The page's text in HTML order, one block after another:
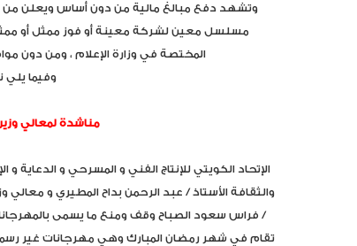
وتشهد دفع مبالغ مالية من دون أساس ويعلن من
مسلسل معين لشركة معينة أو فوز ممثل أو
المختصة في وزارة الإعلام ، ومن دون
وفيما يلي
مناشدة لمعالي
الإتحاد الكويتي للإنتاج الفني و المسرحي و الدعاية و
والثقافة الأستاذ / عبد الرحمن بداح المطيري و معالي
/ فراس سعود الصباح وقف ومنع ما يسمى بالمهرجانات
تقام في شهر رمضان المبارك وهي مهرجانات غير